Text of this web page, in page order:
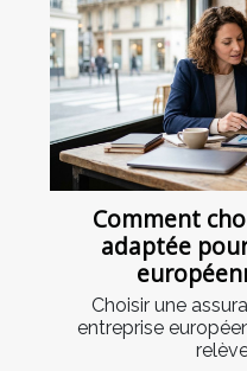
Comment
adaptée
Choisir une
entreprise